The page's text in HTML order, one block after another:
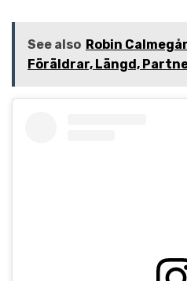
See also Robin
Föräldrar, Längd,